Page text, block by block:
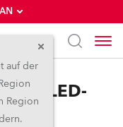
auf der
Regionfür LED-